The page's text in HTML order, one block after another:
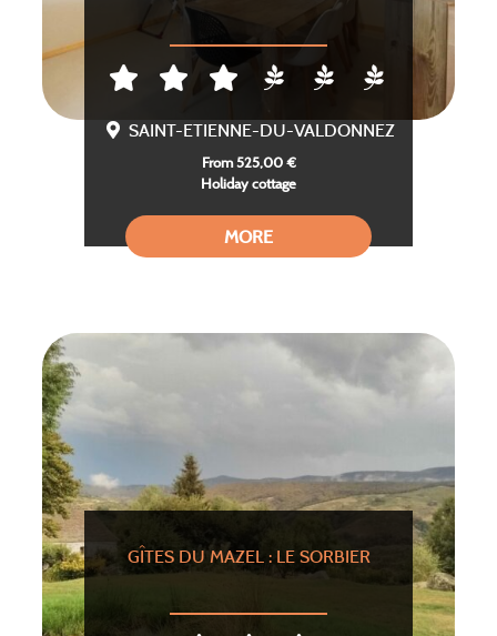
SAINT-ETIENNE-DU-VALDONNEZ
From 525,00 €
Holiday cottage
MORE
GÎTES DU MAZEL : LE SORBIER